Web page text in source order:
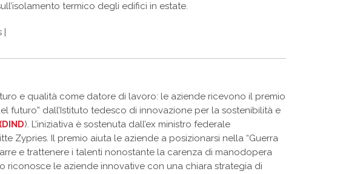
termico degli edifici in estate.
e qualità come datore di lavoro: le aziende ricevono il premio
futuro” dall’Istituto tedesco di innovazione per la sostenibilità e
(DIND). L’iniziativa è sostenuta dall’ex ministro federale
Zypries. Il premio aiuta le aziende a posizionarsi nella “Guerra
e trattenere i talenti nonostante la carenza di manodopera
riconosce le aziende innovative con una chiara strategia di